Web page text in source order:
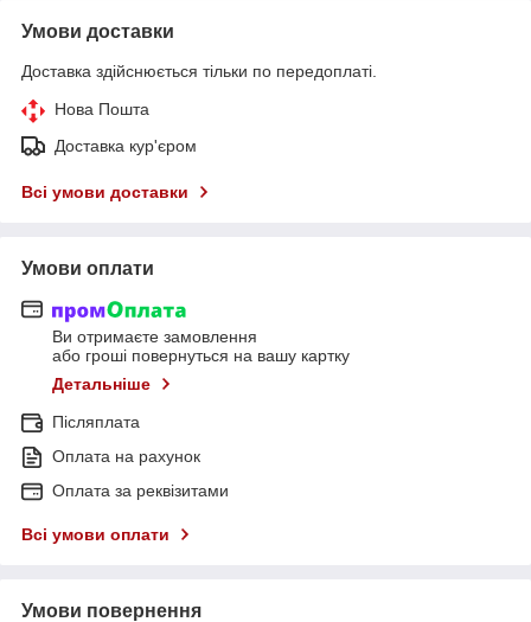
Умови доставки
Доставка здійснюється тільки по передоплаті.
Нова Пошта
Доставка кур'єром
Всі умови доставки
Умови оплати
Ви отримаєте замовлення
або гроші повернуться на вашу картку
Детальніше
Післяплата
Оплата на рахунок
Оплата за реквізитами
Всі умови оплати
Умови повернення